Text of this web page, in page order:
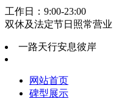
工作日：9:00-23:00
双休及法定节日照常营业
一路天行安息彼岸
网站首页
碑型展示